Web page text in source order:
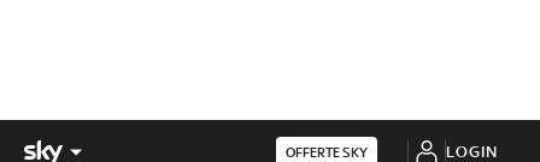
OFFERTE SKY LOGIN